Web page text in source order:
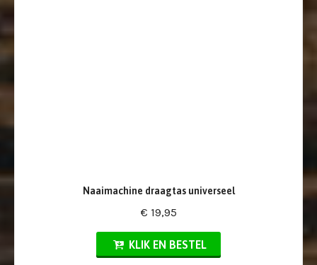
Naaimachine draagtas universeel
€ 19,95
KLIK EN BESTEL